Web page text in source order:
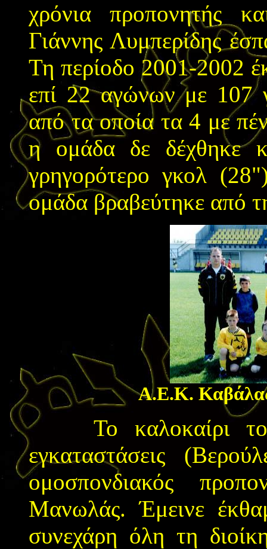
χρόνια προπονητής
Γιάννης Λυμπερίδης
Τη περίοδο 2001-2002
επί 22 αγώνων με 107
από τα οποία τα 4 με
η ομάδα δε δέχθηκε
γρηγορότερο γκολ
ομάδα βραβεύτηκε από
Α.Ε.Κ.
Το καλοκαίρι του
εγκαταστάσεις
ομοσπονδιακός
Μανωλάς. Έμεινε
συνεχάρη όλη τη